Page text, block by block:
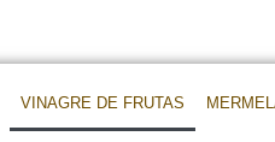
VINAGRE DE FRUTAS